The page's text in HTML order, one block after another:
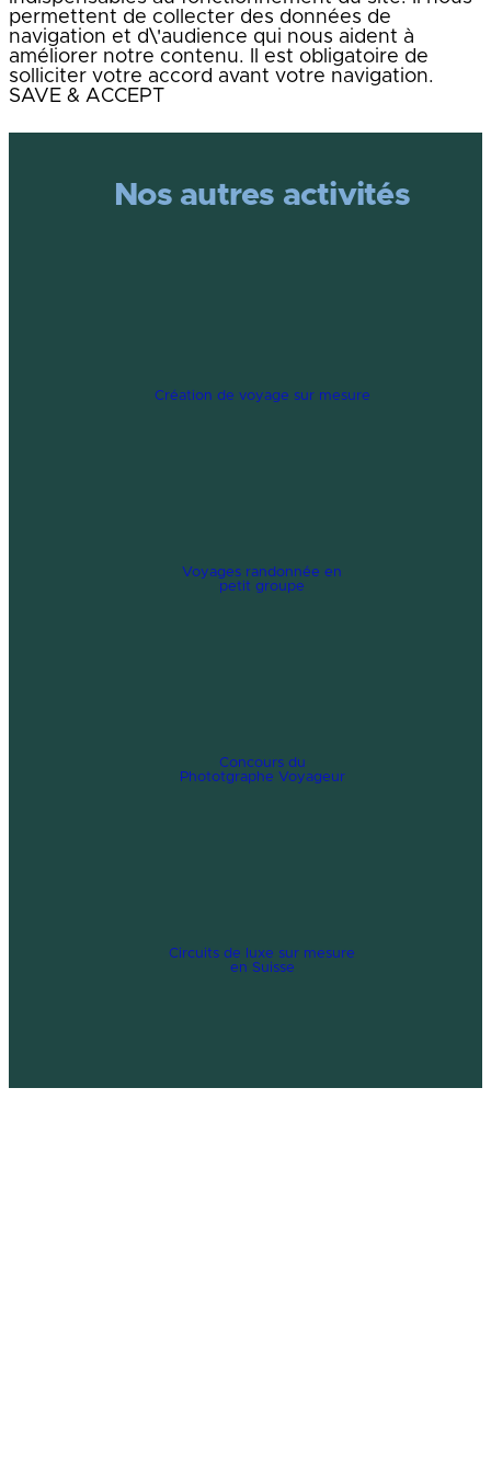
permettent de collecter des données de
navigation et d\'audience qui nous aident à
améliorer notre contenu. Il est obligatoire de
solliciter votre accord avant votre navigation.
SAVE & ACCEPT
Nos autres activités
Création de voyage sur mesure
Voyages randonnée en
petit groupe
Concours du
Phototgraphe Voyageur
Circuits de luxe sur mesure
en Suisse